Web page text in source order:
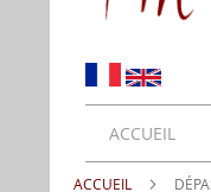
ACCUEIL
ACCUEIL